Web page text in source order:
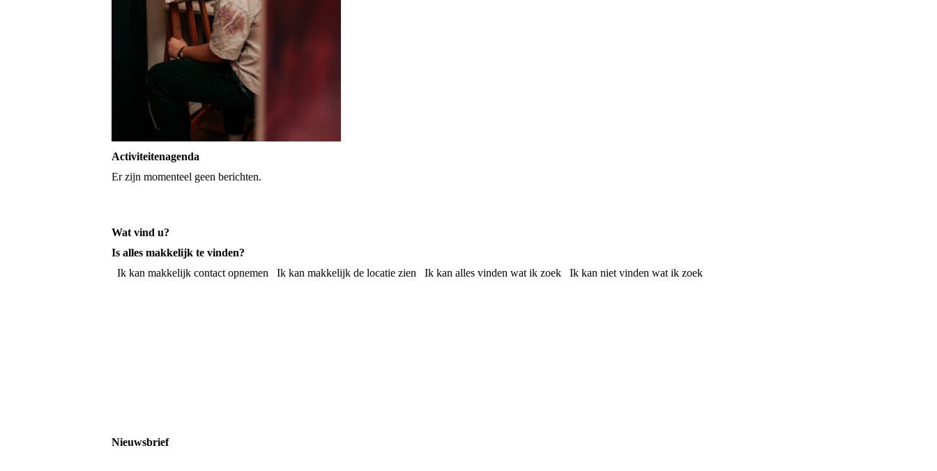
Activiteitenagenda
Er zijn momenteel geen berichten.
Wat vind u?
Is alles makkelijk te vinden?
Ik kan makkelijk contact opnemen
Ik kan makkelijk de locatie zien Ik kan alles vinden wat ik zoek Ik kan niet vinden wat ik zoek
Nieuwsbrief